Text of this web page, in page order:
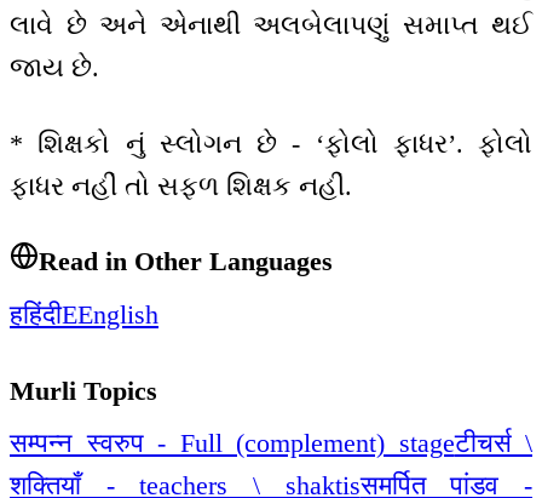
લાવે છે અને એનાથી અલબેલાપણું સમાપ્ત થઈ
જાય છે.
* શિક્ષકો નું સ્લોગન છે - ‘ફોલો ફાધર’. ફોલો
ફાધર નહીં તો સફળ શિક્ષક નહીં.
Read in Other Languages
हहिंदीEEnglish
Murli Topics
सम्पन्न स्वरुप - Full (complement) stageटीचर्स \
शक्तियाँ - teachers \ shaktisसमर्पित पांडव -